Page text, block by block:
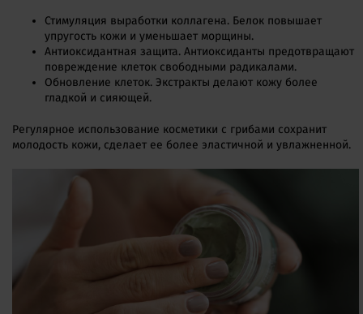
Стимуляция выработки коллагена. Белок повышает
упругость кожи и уменьшает морщины.
Антиоксидантная защита. Антиоксиданты предотвращают
повреждение клеток свободными радикалами.
Обновление клеток. Экстракты делают кожу более
гладкой и сияющей.
Регулярное использование косметики с грибами сохранит
молодость кожи, сделает ее более эластичной и увлажненной.